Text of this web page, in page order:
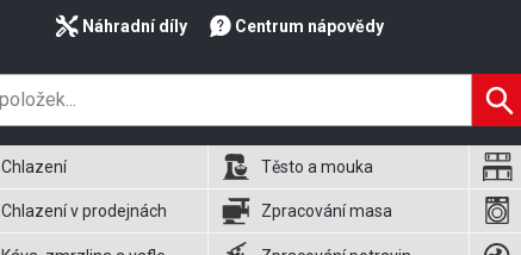
Náhradní díly Centrum nápovědy
Chlazení Těsto a mouka
Chlazení v prodejnách Zpracování masa